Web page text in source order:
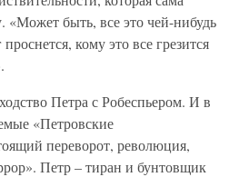
быть, все это чей-нибудь
кому это все грезится
Петра с Робеспьером. И в
«Петровские
переворот, революция,
Петр – тиран и бунтовщик